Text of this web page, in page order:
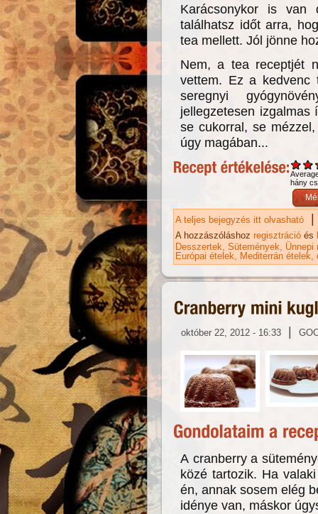
Karácsonykor is
találhatsz időt arra,
tea mellett. Jól jönne
Nem, a tea receptjét
vettem. Ez a kedvenc
seregnyi
jellegzetesen
se cukorral, se
úgy magában...
hány
A teljes bejegyzés itt olvasható |
A hozzászóláshoz regisztráció és
Desszertek Sütemények
Ünnepi
Európai ételek
Mediterrán ételek
október 22, 2012 - 16:33 |
A cranberry a
közé tartozik. Ha
én, annak sosem elég
idénye van, máskor